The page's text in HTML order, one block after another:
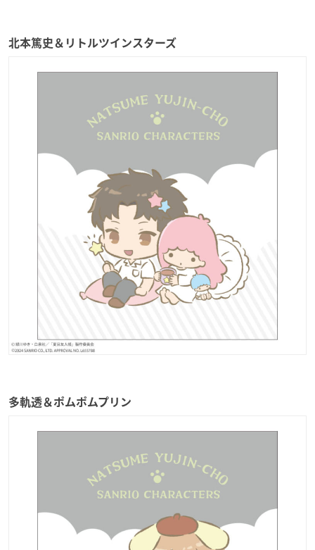
北本篤史＆リトルツインスターズ
多軌透＆ポムポムプリン